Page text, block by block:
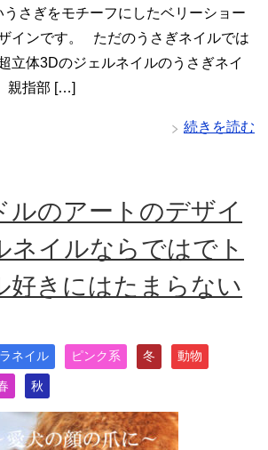
さぎをモチーフにしたベリーショー
インです。 ただのうさぎネイルでは
立体3Dのジェルネイルのうさぎネイ
親指部 […]
続きを読む
ルのアートのデザイ
ネイルならではでト
好きにはたまらない
ネイル ピンク系 冬 動物
秋